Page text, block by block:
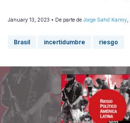
January 13, 2023 • De parte de Jorge Sahd Karmy
Brasil incertidumbre riesgo